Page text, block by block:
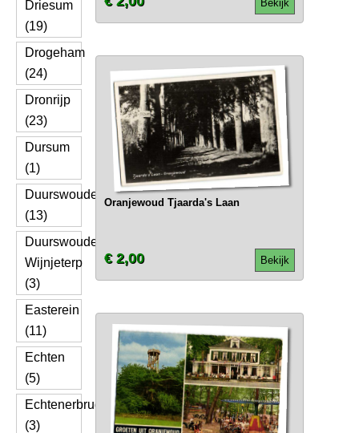
Driesum
(19)
Drogeham
(24)
Dronrijp
(23)
Dursum
(1)
Duurswoude
(13)
Duurswoude
Wijnjeterp
(3)
Easterein
(11)
Echten
(5)
Echtenerbrug
(3)
Bekijk
Oranjewoud Tjaarda's Laan
Bekijk
€ 2,00